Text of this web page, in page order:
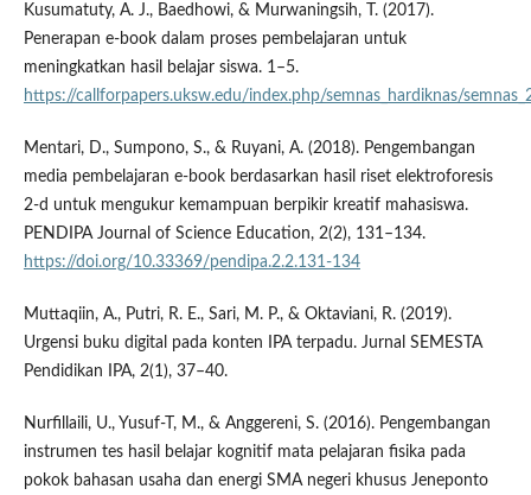
Kusumatuty, A. J., Baedhowi, & Murwaningsih, T. (2017).
Penerapan e-book dalam proses pembelajaran untuk
meningkatkan hasil belajar siswa. 1–5.
https://callforpapers.uksw.edu/index.php/semnas_hardiknas/
Mentari, D., Sumpono, S., & Ruyani, A. (2018). Pengembangan
media pembelajaran e-book berdasarkan hasil riset elektroforesis
2-d untuk mengukur kemampuan berpikir kreatif mahasiswa.
PENDIPA Journal of Science Education, 2(2), 131–134.
https://doi.org/10.33369/pendipa.2.2.131-134
Muttaqiin, A., Putri, R. E., Sari, M. P., & Oktaviani, R. (2019).
Urgensi buku digital pada konten IPA terpadu. Jurnal SEMESTA
Pendidikan IPA, 2(1), 37–40.
Nurfillaili, U., Yusuf-T, M., & Anggereni, S. (2016). Pengembangan
instrumen tes hasil belajar kognitif mata pelajaran fisika pada
pokok bahasan usaha dan energi SMA negeri khusus Jeneponto